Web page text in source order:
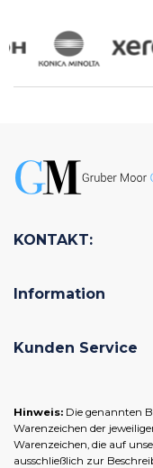
KONTAKT:
Information
Kunden Service
Hinweis: Die genannten
Warenzeichen der
Warenzeichen, die auf
ausschließlich zur